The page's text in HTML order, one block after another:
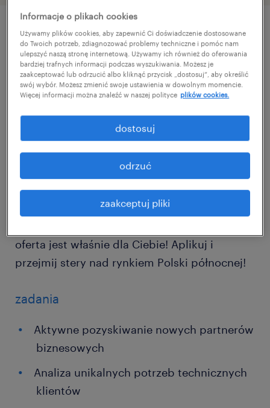
szczegóły oferty
Dla naszego Klienta – dynamicznie
rozwijającej się firmy inżynieryjno-
consultingowej, będącej dystrybutorem
systemów technologicznych klasy światowej
– szukamy samodzielnego i wszechstronnego
specjalisty. Świat technologii nie jest Ci
obcy? Chcesz rozwijać się w
międzynarodowym środowisku, realizując
oferta jest właśnie dla Ciebie! Aplikuj i
przejmij stery nad rynkiem Polski północnej!
zadania
Aktywne pozyskiwanie nowych partnerów
biznesowych
Analiza unikalnych potrzeb technicznych
klientów
Informacje o plikach cookies
Używamy plików cookies, aby zapewnić Ci doświadczenie dostosowane
do Twoich potrzeb, zdiagnozować problemy techniczne i pomóc nam
ulepszyć naszą stronę internetową. Używamy ich również do oferowania
bardziej trafnych informacji podczas wyszukiwania. Możesz je
zaakceptować lub odrzucić albo kliknąć przycisk „dostosuj”, aby określić
swój wybór. Możesz zmienić swoje ustawienia w dowolnym momencie.
Więcej informacji można znaleźć w naszej polityce plików cookies.
zaakceptuj pliki
odrzuć
dostosuj